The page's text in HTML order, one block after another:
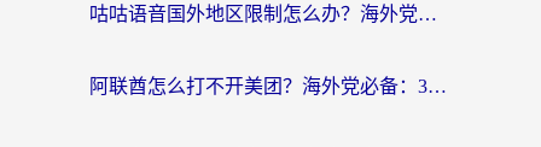
咕咕语音国外地区限制怎么办？海外党必备的回国加速器选择指南（附音悦Tai、搜狐视频解决妙招）
阿联酋怎么打不开美团？海外党必备：3步解决回国追剧、看球、刷B站的全部烦恼